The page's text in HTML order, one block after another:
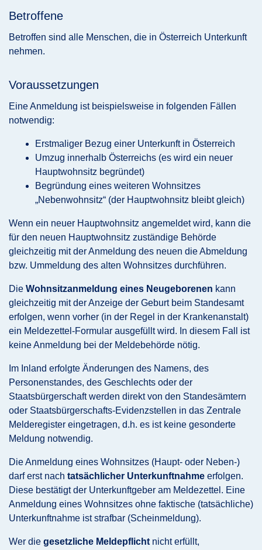
Betroffene
Betroffen sind alle Menschen, die in Österreich Unterkunft
nehmen.
Voraussetzungen
Eine Anmeldung ist beispielsweise in folgenden Fällen
notwendig:
Erstmaliger Bezug einer Unterkunft in Österreich
Umzug innerhalb Österreichs (es wird ein neuer
Hauptwohnsitz begründet)
Begründung eines weiteren Wohnsitzes
„Nebenwohnsitz“ (der Hauptwohnsitz bleibt gleich)
Wenn ein neuer Hauptwohnsitz angemeldet wird, kann die
für den neuen Hauptwohnsitz zuständige Behörde
gleichzeitig mit der Anmeldung des neuen die Abmeldung
bzw. Ummeldung des alten Wohnsitzes durchführen.
Die Wohnsitzanmeldung eines Neugeborenen kann
gleichzeitig mit der Anzeige der Geburt beim Standesamt
erfolgen, wenn vorher (in der Regel in der Krankenanstalt)
ein Meldezettel-Formular ausgefüllt wird. In diesem Fall ist
keine Anmeldung bei der Meldebehörde nötig.
Im Inland erfolgte Änderungen des Namens, des
Personenstandes, des Geschlechts oder der
Staatsbürgerschaft werden direkt von den Standesämtern
oder Staatsbürgerschafts-Evidenzstellen in das Zentrale
Melderegister eingetragen, d.h. es ist keine gesonderte
Meldung notwendig.
Die Anmeldung eines Wohnsitzes (Haupt- oder Neben-)
darf erst nach tatsächlicher Unterkunftnahme erfolgen.
Diese bestätigt der Unterkunftgeber am Meldezettel. Eine
Anmeldung eines Wohnsitzes ohne faktische (tatsächliche)
Unterkunftnahme ist strafbar (Scheinmeldung).
Wer die gesetzliche Meldepflicht nicht erfüllt,